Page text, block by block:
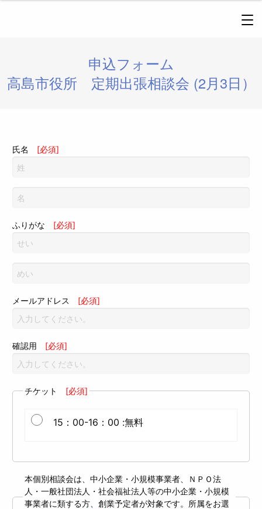
申込フォーム
高島市役所 定期出張相談会 (2月3日）
氏名 [必須]
ふりがな [必須]
メールアドレス [必須]
確認用 [必須]
チケット [必須]
15：00-16：00 :無料
本個別相談会は、中小企業・小規模事業者、ＮＰＯ法
人・一般社団法人・社会福祉法人等の中小企業・小規模
事業者に類する方、創業予定者が対象です。所属をお選